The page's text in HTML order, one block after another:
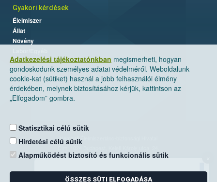
Adatkezelési tájékoztatónkban megismerheti, hogyan
gondoskodunk személyes adatai védelméről. Weboldalunk
cookie-kat (sütiket) használ a jobb felhasználói élmény
érdekében, melynek biztosításához kérjük, kattintson az
„Elfogadom” gombra.
Statisztikai célú sütik
Hirdetési célú sütik
Alapműködést biztosító és funkcionális sütik
ÖSSZES SÜTI ELFOGADÁSA
Gyakori kérdések
Élelmiszer
Állat
Növény
Nemzeti Élelmiszerlánc-biztonsági Hivatal
Levelezési cím: 1525 Budapest. Pf. 30.